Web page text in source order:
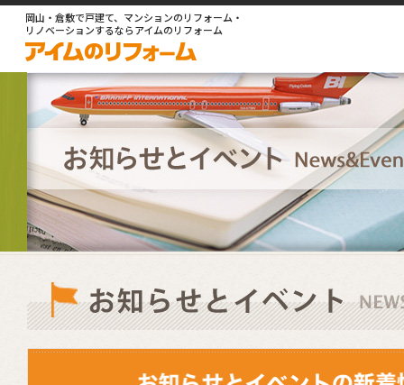
岡山・倉敷で戸建て、マンションのリフォーム・
リノベーションするならアイムのリフォーム